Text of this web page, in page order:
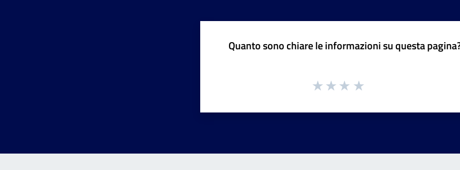
Quanto sono chiare le informazioni su questa